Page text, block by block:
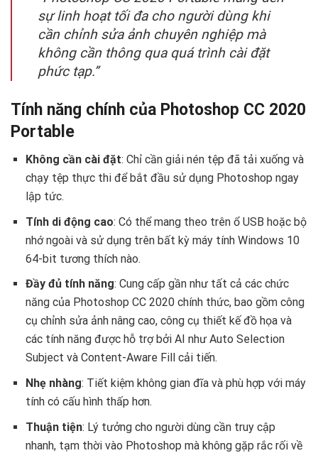
sự linh hoạt tối đa cho người dùng khi
cần chỉnh sửa ảnh chuyên nghiệp mà
không cần thông qua quá trình cài đặt
phức tạp.”
Tính năng chính của Photoshop CC 2020
Portable
Không cần cài đặt: Chỉ cần giải nén tệp đã tải xuống và
chạy tệp thực thi để bắt đầu sử dụng Photoshop ngay
lập tức.
Tính di động cao: Có thể mang theo trên ổ USB hoặc bộ
nhớ ngoài và sử dụng trên bất kỳ máy tính Windows 10
64-bit tương thích nào.
Đầy đủ tính năng: Cung cấp gần như tất cả các chức
năng của Photoshop CC 2020 chính thức, bao gồm công
cụ chỉnh sửa ảnh nâng cao, công cụ thiết kế đồ họa và
các tính năng được hỗ trợ bởi AI như Auto Selection
Subject và Content-Aware Fill cải tiến.
Nhẹ nhàng: Tiết kiệm không gian đĩa và phù hợp với máy
tính có cấu hình thấp hơn.
Thuận tiện: Lý tưởng cho người dùng cần truy cập
nhanh, tạm thời vào Photoshop mà không gặp rắc rối về